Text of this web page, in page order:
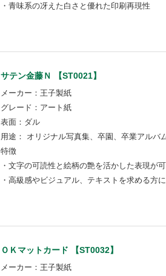
・青味系の冴えた白さと優れた印刷再現性
サテン金藤Ｎ 【ST0021】
メーカー：王子製紙
グレード：アート紙
表面：ダル
用途： オリジナル写真集、卒園、卒業アルバ
特徴
・文字の可読性と絵柄の艶を活かした表現が
・高級感やビジュアル、テキストを求める方
ＯＫマットカード 【ST0032】
メーカー：王子製紙